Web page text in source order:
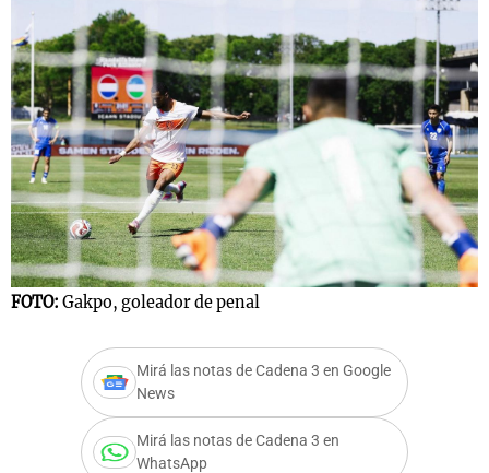
FOTO: Gakpo, goleador de penal
Mirá las notas de Cadena 3 en Google
News
Mirá las notas de Cadena 3 en
WhatsApp